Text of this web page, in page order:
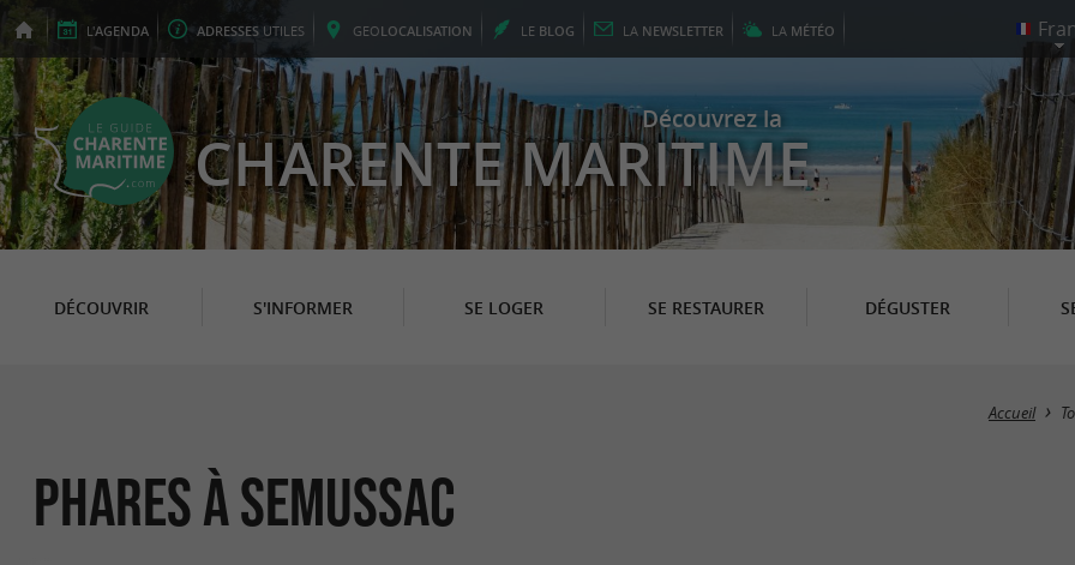
L'AGENDA ADRESSES UTILES GEOLOCALISATION LE BLOG LA NEWSLETTER LA MÉTÉO
Découvrez la
CHARENTE MARITIME
DÉCOUVRIR S'INFORMER SE LOGER SE RESTAURER DÉGUSTER
Accueil
Phares à Semussac